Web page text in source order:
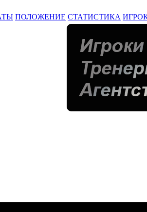
ПОЛОЖЕНИЕ СТАТИСТИКА